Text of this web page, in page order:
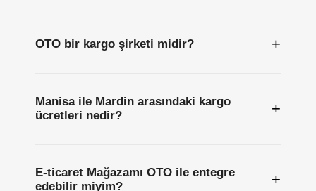
OTO bir kargo şirketi midir? +
Manisa ile Mardin arasındaki kargo
ücretleri nedir?
+
E-ticaret Mağazamı OTO ile entegre
edebilir miyim?
+